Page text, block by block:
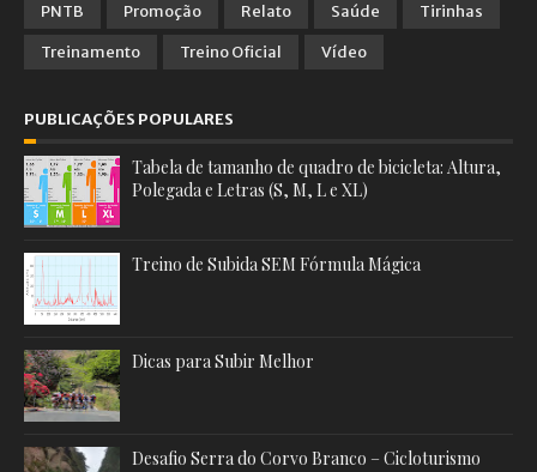
PNTB
Promoção Relato Saúde
Tirinhas
Treinamento
Treino Oficial Vídeo
PUBLICAÇÕES POPULARES
Tabela de tamanho de quadro de bicicleta: Altura,
Polegada e Letras (S, M, L e XL)
Treino de Subida SEM Fórmula Mágica
Dicas para Subir Melhor
Desafio Serra do Corvo Branco – Cicloturismo